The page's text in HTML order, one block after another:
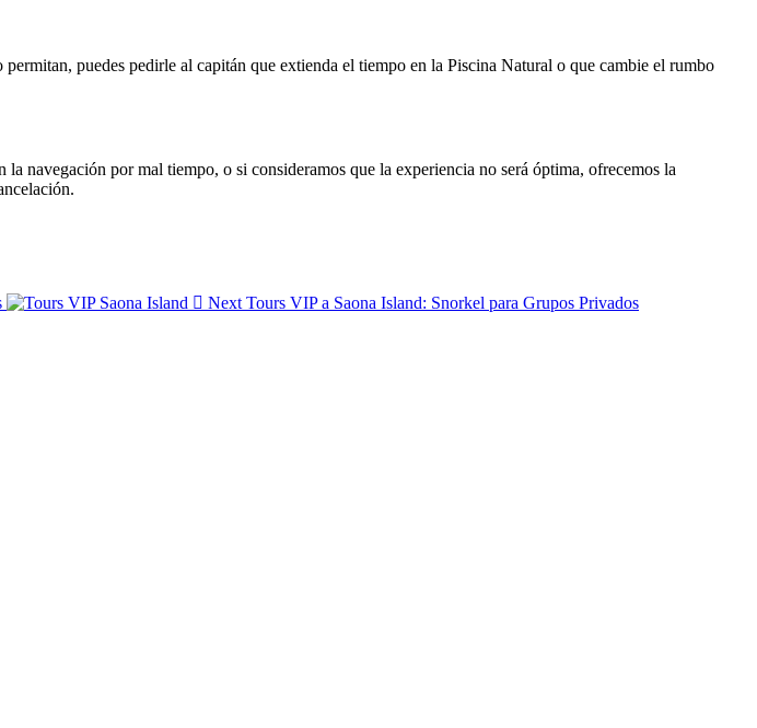
puedes pedirle al capitán que extienda el tiempo en la Piscina Natural o que cambie el rumbo
navegación por mal tiempo, o si consideramos que la experiencia no será óptima, ofrecemos la
Next Tours VIP a Saona Island: Snorkel para Grupos Privados